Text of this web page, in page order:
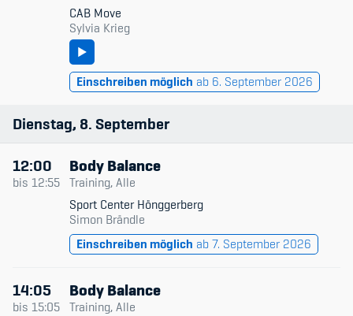
CAB Move
Sylvia Krieg
Einschreiben möglich ab 6. September 2026
Dienstag 8 September
12:00
bis 12:55
Body Balance
Training, Alle
Sport Center Hönggerberg
Simon Brändle
Einschreiben möglich ab 7. September 2026
14:05
bis 15:05
Body Balance
Training, Alle